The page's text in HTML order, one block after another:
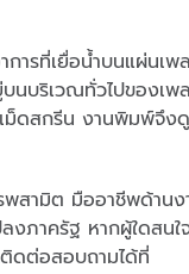
ารที่เยื่อน้ำบนแผ่นเพ
นบริเวณทั่วไปของเพ
ม็ดสกรีน งานพิมพ์จึง
พสามิต มืออาชีพด้าน
งภาครัฐ หากผู้ใดสนใ
ดต่อสอบถามได้ที่